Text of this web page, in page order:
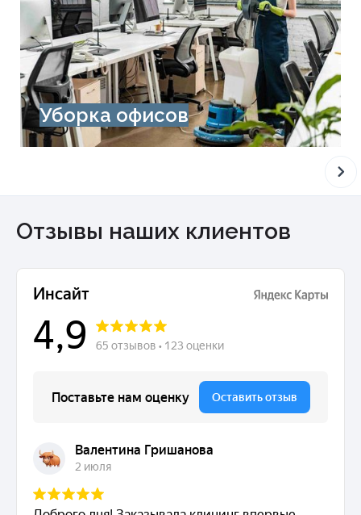
Уборка офисов
Отзывы наших клиентов